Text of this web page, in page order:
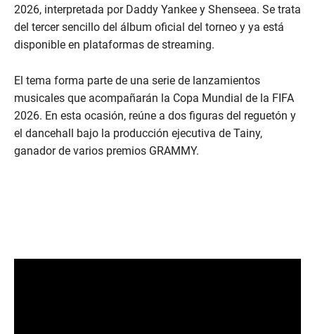
2026, interpretada por Daddy Yankee y Shenseea. Se trata
del tercer sencillo del álbum oficial del torneo y ya está
disponible en plataformas de streaming.
El tema forma parte de una serie de lanzamientos
musicales que acompañarán la Copa Mundial de la FIFA
2026. En esta ocasión, reúne a dos figuras del reguetón y
el dancehall bajo la producción ejecutiva de Tainy,
ganador de varios premios GRAMMY.